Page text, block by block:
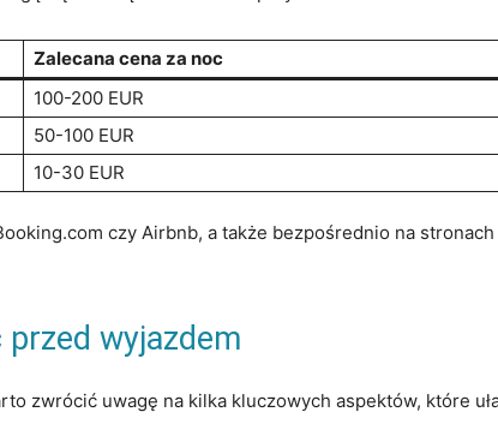
Zalecana cena ​za noc
100-200 EUR
50-100 EUR
10-30 EUR
​czy Airbnb, a także bezpośrednio na
wyjazdem
zwrócić uwagę na kilka kluczowych aspektów, które